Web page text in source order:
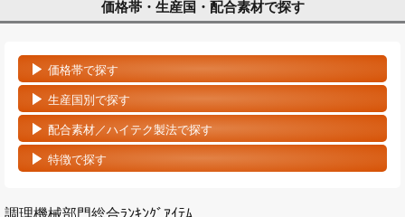
価格帯・生産国・配合素材で探す
価格帯で探す
生産国別で探す
配合素材／ハイテク製法で探す
特徴で探す